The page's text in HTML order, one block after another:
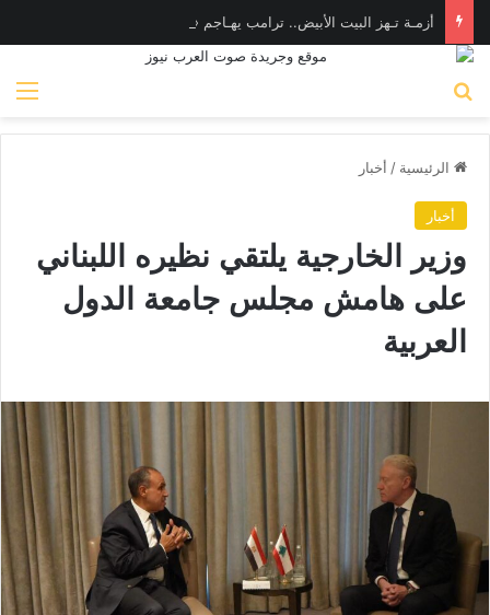
الرئيسية / أخبار
أخبار
وزير الخارجية يلتقي نظيره اللبناني
على هامش مجلس جامعة الدول
العربية